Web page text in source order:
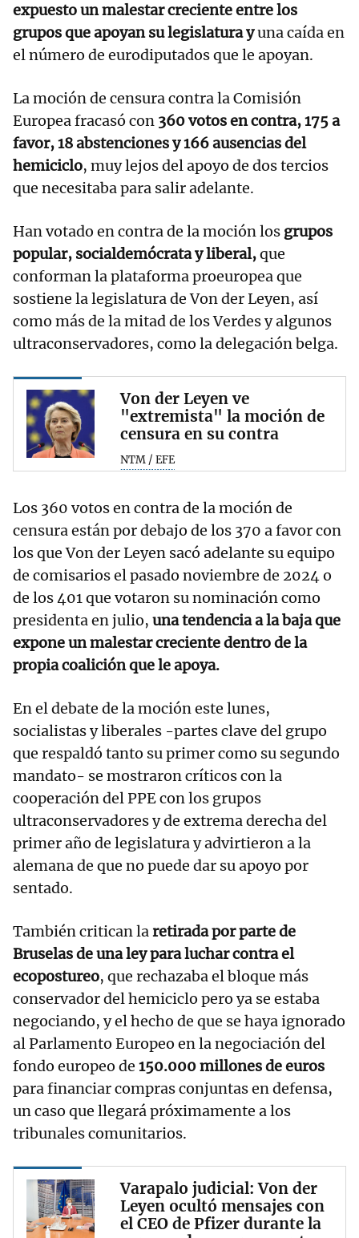
expuesto un malestar creciente entre los
grupos que apoyan su legislatura yuna caída en
el número de eurodiputados que le apoyan.
La moción de censura contra la Comisión
Europea fracasó con 360 votos en contra, 175 a
favor, 18 abstenciones y 166 ausencias del
hemiciclo, muy lejos del apoyo de dos tercios
que necesitaba para salir adelante.
Han votado en contra de la moción los grupos
popular, socialdemócrata y liberal,que
conforman la plataforma proeuropea que
sostiene la legislatura de Von der Leyen, así
como más de la mitad de los Verdes y algunos
ultraconservadores, como la delegación belga.
Von der Leyen ve
"extremista" la moción de
censura en su contra
NTM / EFE
Los 360 votos en contra de la moción de
censura están por debajo de los 370 a favor con
los que Von der Leyen sacó adelante su equipo
de comisarios el pasado noviembre de 2024 o
de los 401 que votaron su nominación como
presidenta en julio, una tendencia a la baja que
expone un malestar creciente dentro de la
propia coalición que le apoya.
En el debate de la moción este lunes,
socialistas y liberales -partes clave del grupo
que respaldó tanto su primer como su segundo
mandato- se mostraron críticos con la
cooperación del PPE con los grupos
ultraconservadores y de extrema derecha del
primer año de legislatura y advirtieron a la
alemana de que no puede dar su apoyo por
sentado.
También critican laretirada por parte de
Bruselas de una ley para luchar contra el
ecopostureo, que rechazaba el bloque más
conservador del hemiciclo pero ya se estaba
negociando, y el hecho de que se haya ignorado
al Parlamento Europeo en la negociación del
fondo europeo de 150.000 millones de euros
para financiar compras conjuntas en defensa,
un caso que llegará próximamente a los
tribunales comunitarios.
Varapalo judicial: Von der
Leyen ocultó mensajes con
el CEO de Pfizer durante la